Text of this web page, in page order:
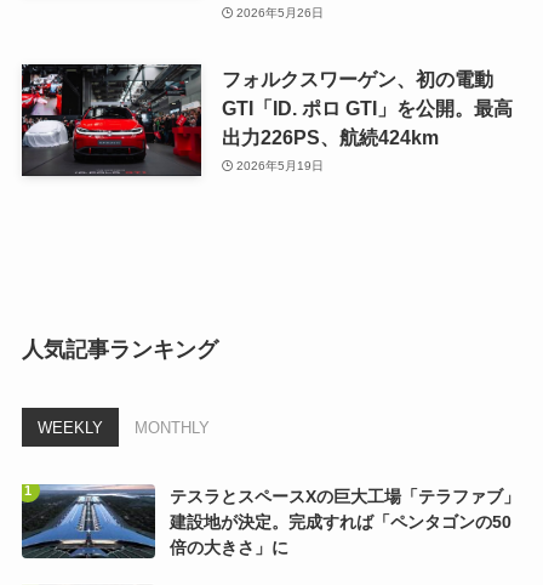
2026年5月26日
フォルクスワーゲン、初の電動
GTI「ID. ポロ GTI」を公開。最高
出力226PS、航続424km
2026年5月19日
人気記事ランキング
WEEKLY MONTHLY
テスラとスペースXの巨大工場「テラファブ」
建設地が決定。完成すれば「ペンタゴンの50
倍の大きさ」に